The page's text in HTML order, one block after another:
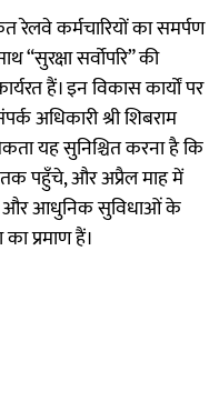
कर्मचारियों का समर्पण
सर्वोपरि” की
हैं। इन विकास कार्यों पर
अधिकारी श्री शिबराम
यह सुनिश्चित करना है कि
तक पहुँचे, और अप्रैल माह में
और आधुनिक सुविधाओं के
प्रमाण हैं।